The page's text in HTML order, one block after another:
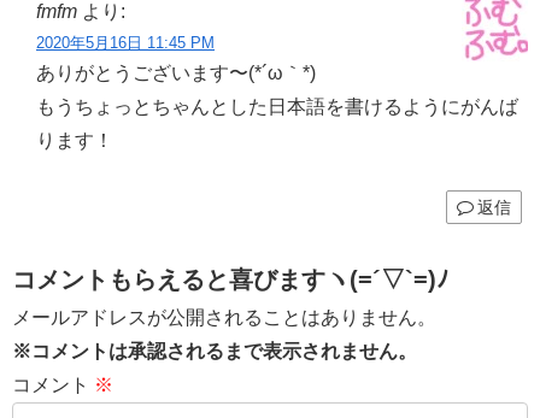
fmfm より:
2020年5月16日 11:45 PM
ありがとうございます〜(*´ω｀*)
もうちょっとちゃんとした日本語を書けるようにがんば
ります！
返信
コメントもらえると喜びますヽ(=´▽`=)ﾉ
メールアドレスが公開されることはありません。
※コメントは承認されるまで表示されません。
コメント ※